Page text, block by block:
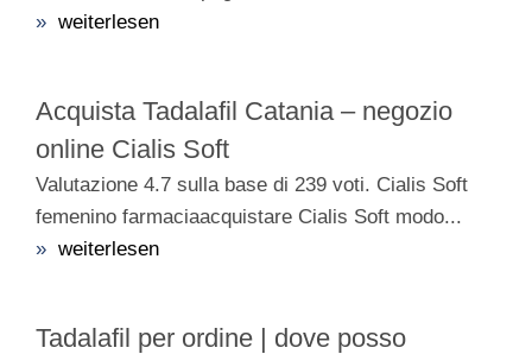
» weiterlesen
Acquista Tadalafil Catania – negozio
online Cialis Soft
Valutazione 4.7 sulla base di 239 voti. Cialis Soft
femenino farmaciaacquistare Cialis Soft modo...
» weiterlesen
Tadalafil per ordine | dove posso